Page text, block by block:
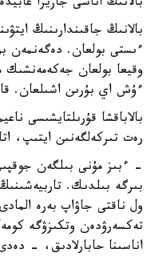
بالانىڭ جاقىندارىنىڭ
ءىستى بولعان. دەگەنمەن
وقيعا بولعان جەكەمەنشىك
ءۇش اي بۇرىن اشىلعان. قازىر مۇندا 24
بالاباقشا قۇرىلتايشىسى
رەت تىركەلگەنىن ايتىپ،
- ءبىز مۇنى بىلگەن
بىرگە بىلدىك.
ول ناقتى جاۋاپ بەرە
تەكسەرۋدەن وتكىزۋگە
اناسىنا حابارلادىق، -